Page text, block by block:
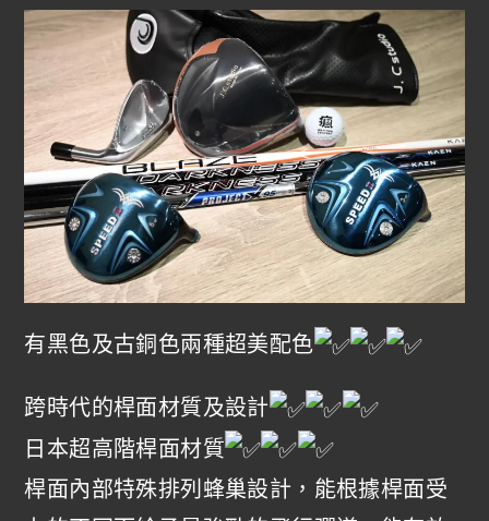
有黑色及古銅色兩種超美配色
跨時代的桿面材質及設計
日本超高階桿面材質
桿面內部特殊排列蜂巢設計，能根據桿面受